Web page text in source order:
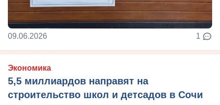
09.06.2026 1
Экономика
5,5 миллиардов направят на
строительство школ и детсадов в Сочи